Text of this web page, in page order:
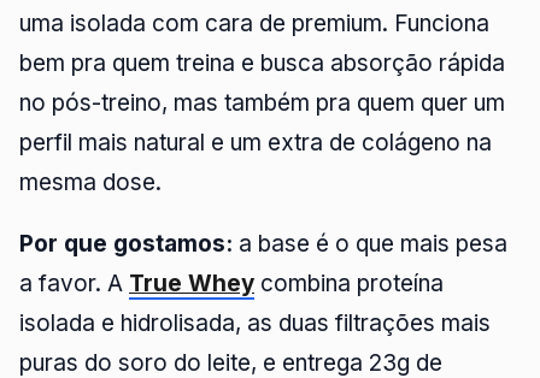
uma isolada com cara de premium. Funciona
bem pra quem treina e busca absorção rápida
no pós-treino, mas também pra quem quer um
perfil mais natural e um extra de colágeno na
mesma dose.
Por que gostamos: a base é o que mais pesa
a favor. A True Whey combina proteína
isolada e hidrolisada, as duas filtrações mais
puras do soro do leite, e entrega 23g de